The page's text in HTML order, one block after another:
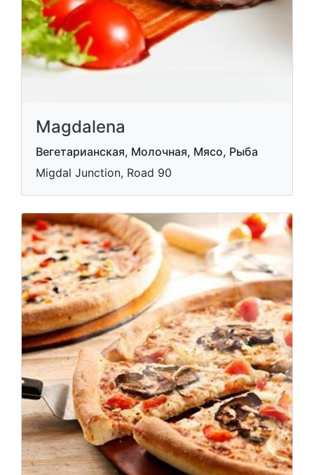
Magdalena
Вегетарианская, Молочная, Мясо, Рыба
Migdal Junction, Road 90